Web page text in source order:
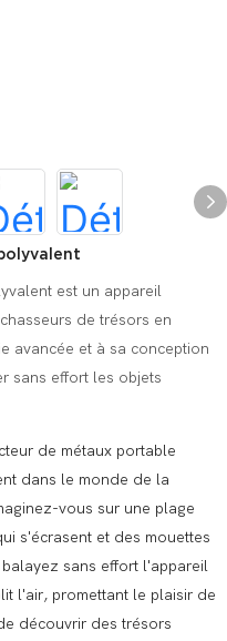
est un appareil
de trésors en
avancée et à sa conception
sans effort les objets
de métaux portable
dans le monde de la
vous sur une plage
s'écrasent et des mouettes
sans effort l'appareil
l'air, promettant le plaisir de
découvrir des trésors